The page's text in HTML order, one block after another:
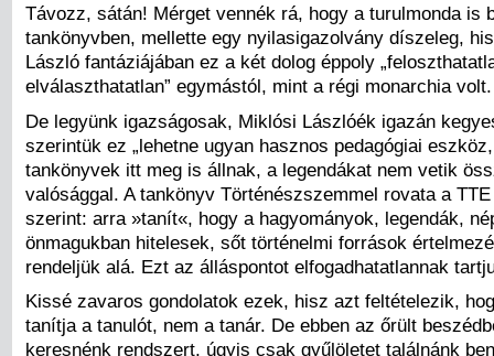
Távozz, sátán! Mérget vennék rá, hogy a turulmonda is
tankönyvben, mellette egy nyilasigazolvány díszeleg,
László fantáziájában ez a két dolog éppoly
elválaszthatatlan” egymástól, mint a régi monarchia volt.
De legyünk igazságosak, Miklósi Lászlóék igazán
szerintük ez „lehetne ugyan hasznos pedagógiai
tankönyvek itt meg is állnak, a legendákat nem vetik
valósággal. A tankönyv Történészszemmel rovata a
szerint: arra »tanít«, hogy a hagyományok, legendák,
önmagukban hitelesek, sőt történelmi források
rendeljük alá. Ezt az álláspontot elfogadhatatlannak
Kissé zavaros gondolatok ezek, hisz azt feltételezik,
tanítja a tanulót, nem a tanár. De ebben az őrült
keresnénk rendszert, úgyis csak gyűlöletet találnánk